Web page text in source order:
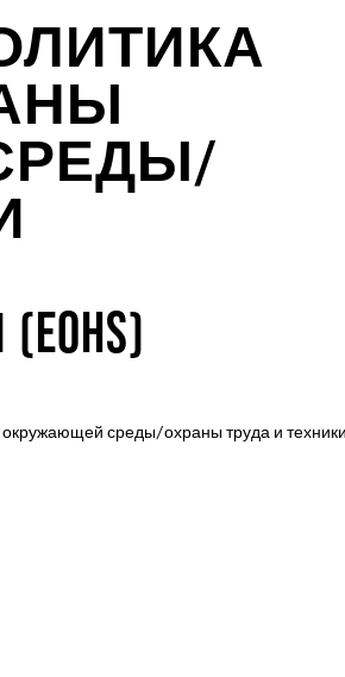
окружающей среды/охраны труда и техники